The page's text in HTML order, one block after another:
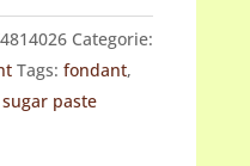
Categorie:
Tags: fondant,
sugar paste